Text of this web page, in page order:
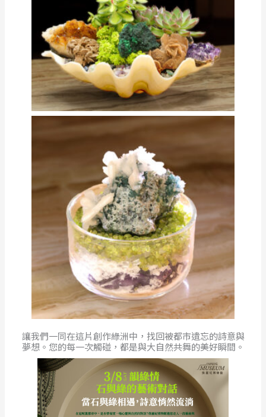
讓我們一同在這片創作綠洲中，找回被都市遺忘的詩意與
夢想。您的每一次觸碰，都是與大自然共舞的美好瞬間。